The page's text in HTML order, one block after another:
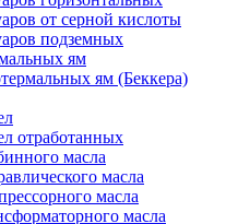
от серной кислоты
подземных
ям
ям (Беккера)
отработанных
масла
масла
масла
масла